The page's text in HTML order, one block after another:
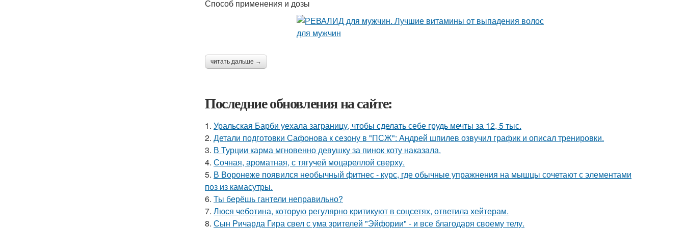
Способ применения и дозы
читать дальше →
Последние обновления на сайте:
1. Уральская Барби уехала заграницу, чтобы сделать себе грудь мечты за 12, 5 тыс.
2. Детали подготовки Сафонова к сезону в "ПСЖ": Андрей шпилев озвучил график и описал тренировки.
3. В Турции карма мгновенно девушку за пинок коту наказала.
4. Сочная, ароматная, с тягучей моцареллой сверху.
5. В Воронеже появился необычный фитнес - курс, где обычные упражнения на мышцы сочетают с элементами
поз из камасутры.
6. Ты берёшь гантели неправильно?
7. Люся чеботина, которую регулярно критикуют в соцсетях, ответила хейтерам.
8. Сын Ричарда Гира свел с ума зрителей "Эйфории" - и все благодаря своему телу.